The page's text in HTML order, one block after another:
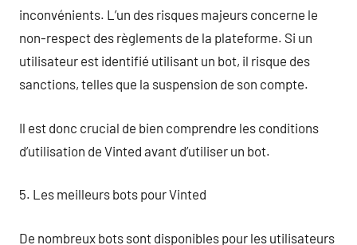
inconvénients. L’un des risques majeurs concerne le
non-respect des règlements de la plateforme. Si un
utilisateur est identifié utilisant un bot, il risque des
sanctions, telles que la suspension de son compte.
Il est donc crucial de bien comprendre les conditions
d’utilisation de Vinted avant d’utiliser un bot.
5. Les meilleurs bots pour Vinted
De nombreux bots sont disponibles pour les utilisateurs